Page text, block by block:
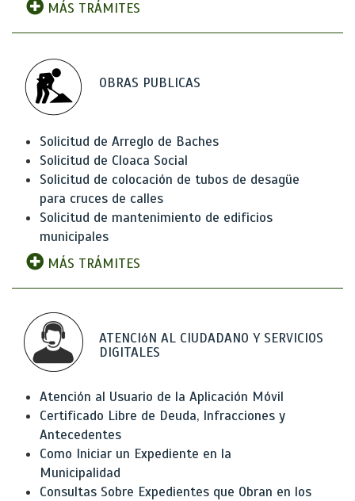
MÁS TRÁMITES
OBRAS PUBLICAS
Solicitud de Arreglo de Baches
Solicitud de Cloaca Social
Solicitud de colocación de tubos de desagüe
para cruces de calles
Solicitud de mantenimiento de edificios
municipales
MÁS TRÁMITES
ATENCIóN AL CIUDADANO Y SERVICIOS
DIGITALES
Atención al Usuario de la Aplicación Móvil
Certificado Libre de Deuda, Infracciones y
Antecedentes
Como Iniciar un Expediente en la
Municipalidad
Consultas Sobre Expedientes que Obran en los